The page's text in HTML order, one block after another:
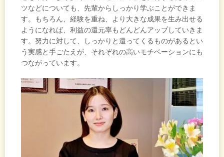
ツなどについても、先輩からしっかり学ぶことができま
す。もちろん、経験を重ね、より大きな成果を生み出せる
ようになれば、利益の還元率もどんどんアップしていきま
す。努力に対して、しっかりと還ってくるものがあるとい
う実感と手ごたえが、それぞれの高いモチベーションにも
つながっています。